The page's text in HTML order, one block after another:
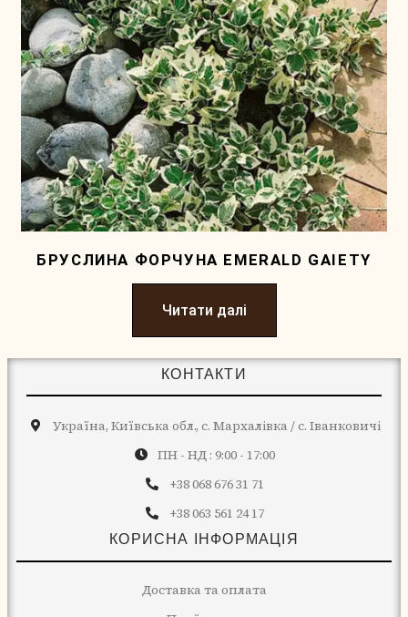
БРУСЛИНА ФОРЧУНА EMERALD GAIETY
Читати далі
КОНТАКТИ
Україна, Київська обл., с. Мархалівка / с. Іванковичі
ПН - НД : 9:00 - 17:00
+38 068 676 31 71
+38 063 561 24 17
КОРИСНА ІНФОРМАЦІЯ
Доставка та оплата